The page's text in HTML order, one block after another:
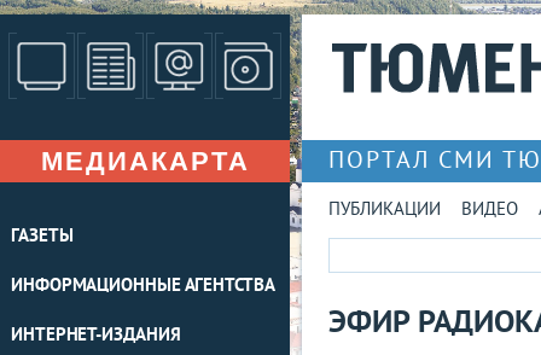
МЕДИАКАРТА
ГАЗЕТЫ
ИНФОРМАЦИОННЫЕ АГЕНТСТВА
ИНТЕРНЕТ-ИЗДАНИЯ
ПОРТАЛ СМИ
ПУБЛИКАЦИИ ВИДЕО
ЭФИР